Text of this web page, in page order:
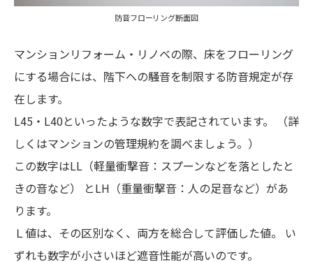
防音フローリング断面図
マンションリフォーム・リノベの際、床をフローリング
にする場合には、階下への騒音を制限する防音規定が存
在します。
L45・L40といったような数字で表記されています。 （詳
しくはマンションの管理規約を調べましょう。）
この数字はLL（軽量衝撃音：スプーンなどを落としたと
きの音など） とLH（重量衝撃音：人の足音など）があ
ります。
Ｌ値は、その区別なく、両方を総合して評価した値。 い
ずれも数字が小さいほど遮音性能が高いのです。